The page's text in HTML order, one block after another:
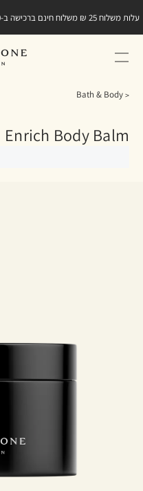
קוד ההטבה במייל אישי
Bath & Body
Enrich Body Balm